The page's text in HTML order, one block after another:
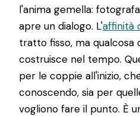
l'anima gemella:
apre un dialogo. L'affinità
tratto fisso, ma qualcosa
costruisce nel tempo.
per le coppie all'inizio,
conoscendo, sia per
vogliono fare il punto. È